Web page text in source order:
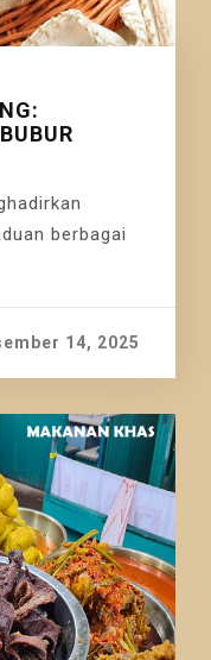
berbagai
14, 2025